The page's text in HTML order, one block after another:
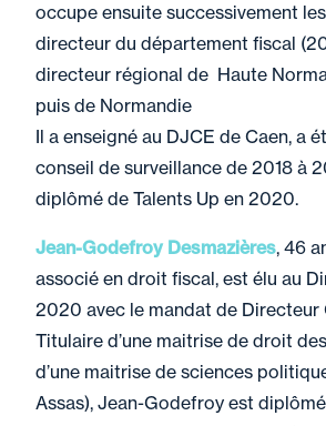
occupe ensuite successivement
directeur du département fiscal
directeur régional de Haute
puis de Normandie
Il a enseigné au DJCE de Caen, a
conseil de surveillance de 2018 à
diplômé de Talents Up en 2020.
Jean-Godefroy Desmazières, 46
associé en droit fiscal, est élu au
2020 avec le mandat de Directeur
Titulaire d’une maitrise de droit
d’une maitrise de sciences
Assas), Jean-Godefroy est